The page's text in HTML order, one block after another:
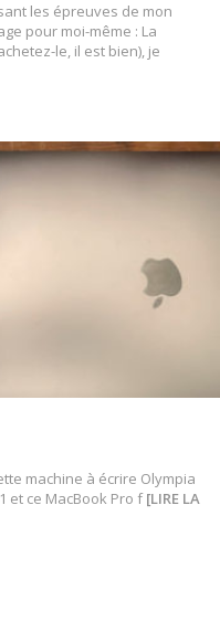
les épreuves de mon
pour moi-même : La
le, il est bien), je
machine à écrire Olympia
et ce MacBook Pro f[LIRE LA